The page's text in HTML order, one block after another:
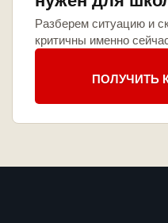
Разберем ситуацию и
критичны именно
ПОЛУЧИТЬ